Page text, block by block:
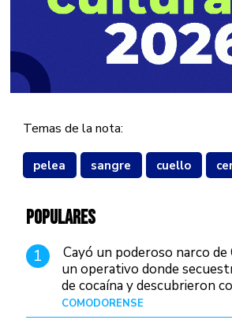
Temas de la nota:
pelea sangre cuello
POPULARES
1
Cayó un poderoso narco
un operativo donde
de cocaína y descubrieron
Patagonia
COMODORENSE